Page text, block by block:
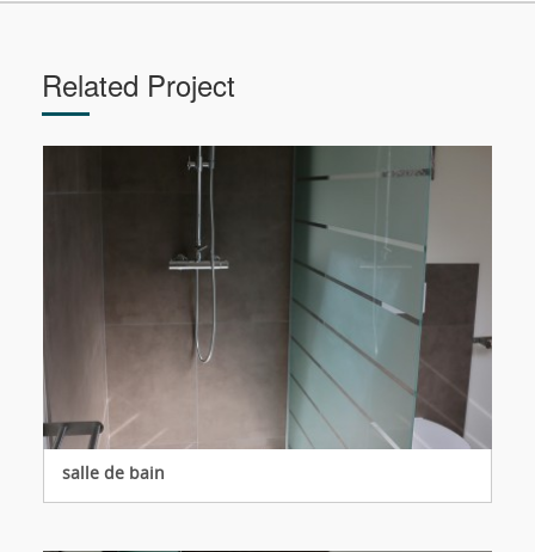
Related Project
salle de bain